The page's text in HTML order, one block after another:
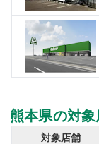
熊本県の対
対象店舗